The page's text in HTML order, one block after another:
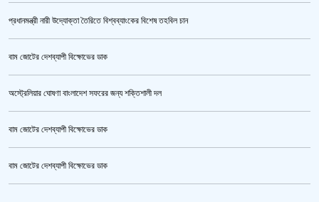
প্রধানমন্ত্রী নারী উদ্যোক্তা তৈরিতে বিশ্বব্যাংকের বিশেষ তহবিল চান
বাম জোটের দেশব্যাপী বিক্ষোভের ডাক
অস্ট্রেলিয়ার ঘোষণা বাংলাদেশ সফরের জন্য শক্তিশালী দল
বাম জোটের দেশব্যাপী বিক্ষোভের ডাক
বাম জোটের দেশব্যাপী বিক্ষোভের ডাক